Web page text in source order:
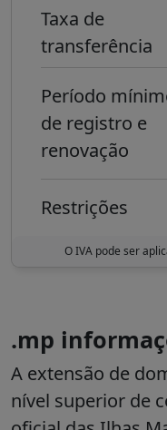
Taxa de
transferência
Período
de registro e
renovação
Restrições
O IVA pode ser
.mp
A extensão de
nível superior de